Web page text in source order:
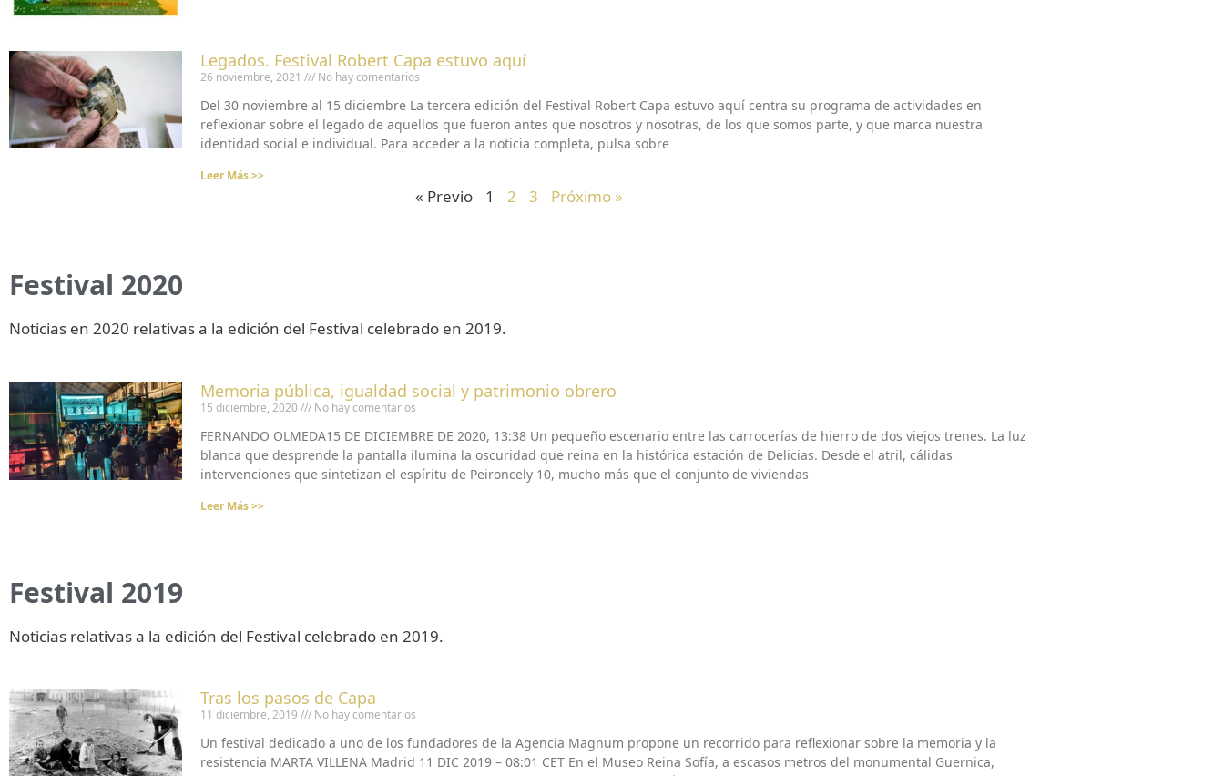
Legados. Festival Robert Capa estuvo aquí
26 noviembre, 2021 No hay comentarios
Del 30 noviembre al 15 diciembre La tercera edición del Festival Robert Capa estuvo aquí centra su programa de actividades en
reflexionar sobre el legado de aquellos que fueron antes que nosotros y nosotras, de los que somos parte, y que marca nuestra
identidad social e individual. Para acceder a la noticia completa, pulsa sobre
Leer Más >>
« Previo 1 2 3 Próximo »
Festival 2020
Noticias en 2020 relativas a la edición del Festival celebrado en 2019.
Memoria pública, igualdad social y patrimonio obrero
15 diciembre, 2020 No hay comentarios
FERNANDO OLMEDA15 DE DICIEMBRE DE 2020, 13:38 Un pequeño escenario entre las carrocerías de hierro de dos viejos trenes. La luz
blanca que desprende la pantalla ilumina la oscuridad que reina en la histórica estación de Delicias. Desde el atril, cálidas
intervenciones que sintetizan el espíritu de Peironcely 10, mucho más que el conjunto de viviendas
Leer Más >>
Festival 2019
Noticias relativas a la edición del Festival celebrado en 2019.
Tras los pasos de Capa
11 diciembre, 2019 No hay comentarios
Un festival dedicado a uno de los fundadores de la Agencia Magnum propone un recorrido para reflexionar sobre la memoria y la
resistencia MARTA VILLENA Madrid 11 DIC 2019 – 08:01 CET En el Museo Reina Sofía, a escasos metros del monumental Guernica,